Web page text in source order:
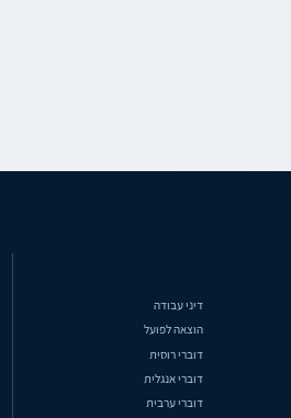
דיני עבודה
הוצאה לפועל
דוברי רוסית
דוברי אנגלית
דוברי ערבית